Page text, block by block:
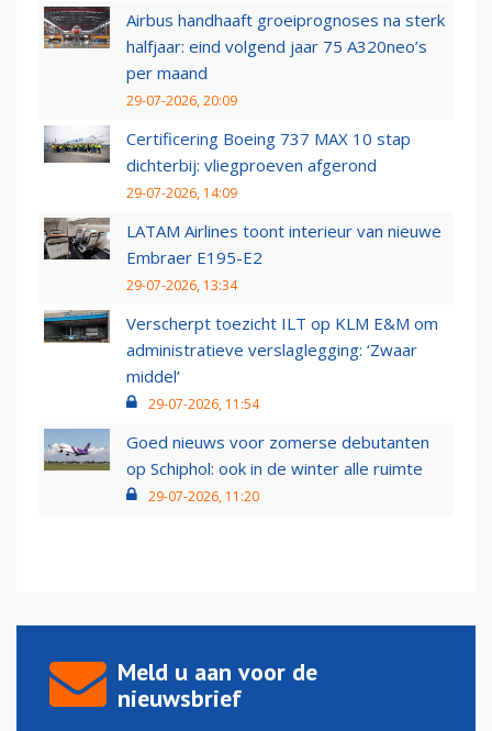
Airbus handhaaft groeiprognoses na sterk
halfjaar: eind volgend jaar 75 A320neo’s
per maand
29-07-2026, 20:09
Certificering Boeing 737 MAX 10 stap
dichterbij: vliegproeven afgerond
29-07-2026, 14:09
LATAM Airlines toont interieur van nieuwe
Embraer E195-E2
29-07-2026, 13:34
Verscherpt toezicht ILT op KLM E&M om
administratieve verslaglegging: ‘Zwaar
middel’
29-07-2026, 11:54
Goed nieuws voor zomerse debutanten
op Schiphol: ook in de winter alle ruimte
29-07-2026, 11:20
Meld u aan voor de
nieuwsbrief